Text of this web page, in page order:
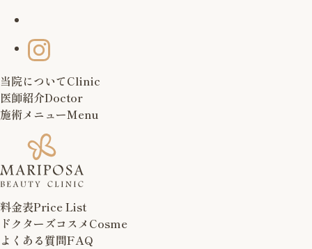
当院についてClinic
医師紹介Doctor
施術メニューMenu
料金表Price List
ドクターズコスメ Cosme
よくある質問FAQ